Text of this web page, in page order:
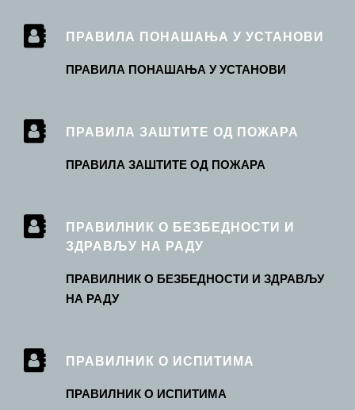
ПРАВИЛА ПОНАШАЊА У УСТАНОВИ
ПРАВИЛА ПОНАШАЊА У УСТАНОВИ
ПРАВИЛА ЗАШТИТЕ ОД ПОЖАРА
ПРАВИЛА ЗАШТИТЕ ОД ПОЖАРА
ПРАВИЛНИК О БЕЗБЕДНОСТИ И
ЗДРАВЉУ НА РАДУ
ПРАВИЛНИК О БЕЗБЕДНОСТИ И ЗДРАВЉУ
НА РАДУ
ПРАВИЛНИК О ИСПИТИМА
ПРАВИЛНИК О ИСПИТИМА